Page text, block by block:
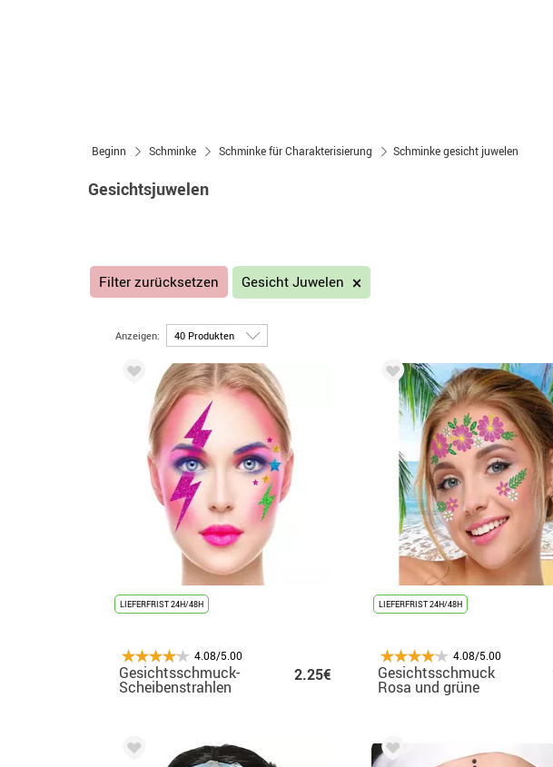
Beginn Schminke Schminke für Charakterisierung Schminke gesicht juwelen
Gesichtsjuwelen
Filter zurücksetzen Gesicht Juwelen
Anzeigen:
LIEFERFRIST 24H/48H
4.08/5.00
Gesichtsschmuck-
Scheibenstrahlen
2.25€
LIEFERFRIST 24H/48H
4.08/5.00
Gesichtsschmuck
Rosa und grüne